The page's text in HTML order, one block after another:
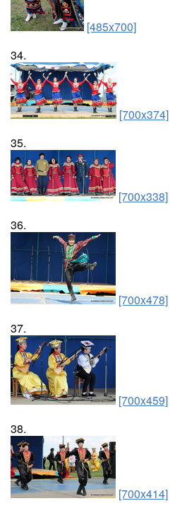
[485x700]
34.
[700x374]
35.
[700x338]
36.
[700x478]
37.
[700x459]
38.
[700x414]